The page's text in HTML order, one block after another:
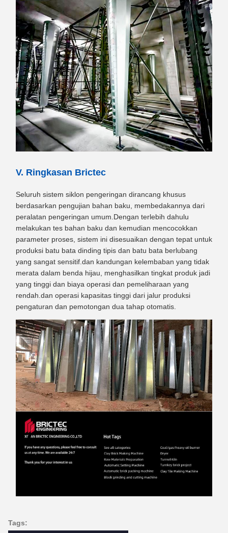
V. Ringkasan Brictec
Seluruh sistem siklon pengeringan dirancang khusus
berdasarkan pengujian bahan baku, membedakannya dari
peralatan pengeringan umum.Dengan terlebih dahulu
melakukan tes bahan baku dan kemudian mencocokkan
parameter proses, sistem ini disesuaikan dengan tepat untuk
produksi batu bata dinding tipis dan batu bata berlubang
yang sangat sensitif.dan kandungan kelembaban yang tidak
merata dalam benda hijau, menghasilkan tingkat produk jadi
yang tinggi dan biaya operasi dan pemeliharaan yang
rendah.dan operasi kapasitas tinggi dari jalur produksi
pengaturan dan pemotongan dua tahap otomatis.
Tags: